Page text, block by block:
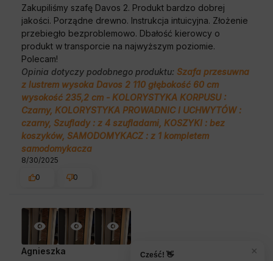
Zakupiliśmy szafę Davos 2. Produkt bardzo dobrej
jakości. Porządne drewno. Instrukcja intuicyjna. Złożenie
przebiegło bezproblemowo. Dbałość kierowcy o
produkt w transporcie na najwyższym poziomie.
Polecam!
Opinia dotyczy podobnego produktu: Szafa przesuwna
z lustrem wysoka Davos 2 110 głębokość 60 cm
wysokość 235,2 cm - KOLORYSTYKA KORPUSU :
Czarny, KOLORYSTYKA PROWADNIC I UCHWYTÓW :
czarny, Szuflady : z 4 szufladami, KOSZYKI : bez
koszyków, SAMODOMYKACZ : z 1 kompletem
samodomykacza
8/30/2025
0
0
Agnieszka ×
Cześć! 👋